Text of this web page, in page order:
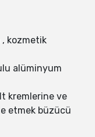
kozmetik
alüminyum
kremlerine ve
etmek büzücü